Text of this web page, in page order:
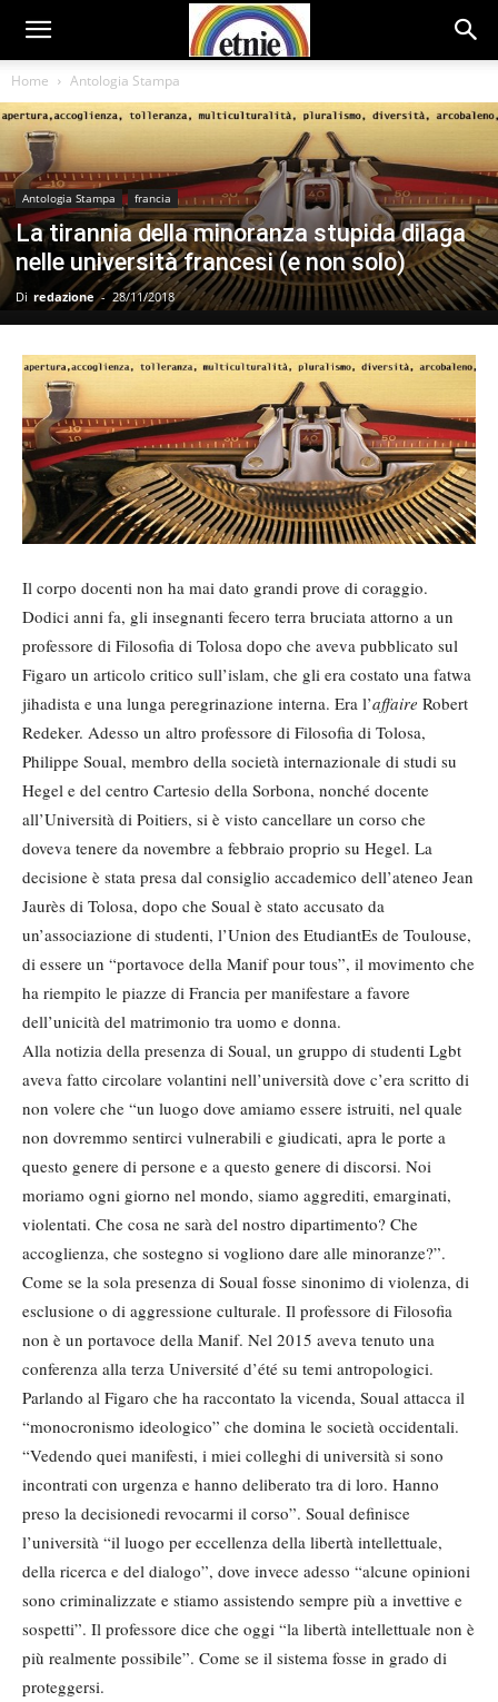
Home Antologia Stampa
Antologia Stampa francia
La tirannia della minoranza stupida dilaga
nelle università francesi (e non solo)
Di redazione - 28/11/2018
Il corpo docenti non ha mai dato grandi prove di coraggio.
Dodici anni fa, gli insegnanti fecero terra bruciata attorno a un
professore di Filosofia di Tolosa dopo che aveva pubblicato sul
Figaro un articolo critico sull’islam, che gli era costato una fatwa
jihadista e una lunga peregrinazione interna. Era l’affaire Robert
Redeker. Adesso un altro professore di Filosofia di Tolosa,
Philippe Soual, membro della società internazionale di studi su
Hegel e del centro Cartesio della Sorbona, nonché docente
all’Università di Poitiers, si è visto cancellare un corso che
doveva tenere da novembre a febbraio proprio su Hegel. La
decisione è stata presa dal consiglio accademico dell’ateneo Jean
Jaurès di Tolosa, dopo che Soual è stato accusato da
un’associazione di studenti, l’Union des EtudiantEs de Toulouse,
di essere un “portavoce della Manif pour tous”, il movimento che
ha riempito le piazze di Francia per manifestare a favore
dell’unicità del matrimonio tra uomo e donna.
Alla notizia della presenza di Soual, un gruppo di studenti Lgbt
aveva fatto circolare volantini nell’università dove c’era scritto di
non volere che “un luogo dove amiamo essere istruiti, nel quale
non dovremmo sentirci vulnerabili e giudicati, apra le porte a
questo genere di persone e a questo genere di discorsi. Noi
moriamo ogni giorno nel mondo, siamo aggrediti, emarginati,
violentati. Che cosa ne sarà del nostro dipartimento? Che
accoglienza, che sostegno si vogliono dare alle minoranze?”.
Come se la sola presenza di Soual fosse sinonimo di violenza, di
esclusione o di aggressione culturale. Il professore di Filosofia
non è un portavoce della Manif. Nel 2015 aveva tenuto una
conferenza alla terza Université d’été su temi antropologici.
Parlando al Figaro che ha raccontato la vicenda, Soual attacca il
“monocronismo ideologico” che domina le società occidentali.
“Vedendo quei manifesti, i miei colleghi di università si sono
incontrati con urgenza e hanno deliberato tra di loro. Hanno
preso la decisionedi revocarmi il corso”. Soual definisce
l’università “il luogo per eccellenza della libertà intellettuale,
della ricerca e del dialogo”, dove invece adesso “alcune opinioni
sono criminalizzate e stiamo assistendo sempre più a invettive e
sospetti”. Il professore dice che oggi “la libertà intellettuale non è
più realmente possibile”. Come se il sistema fosse in grado di
proteggersi.